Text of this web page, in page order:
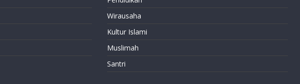
Wirausaha
Kultur Islami
Muslimah
Santri